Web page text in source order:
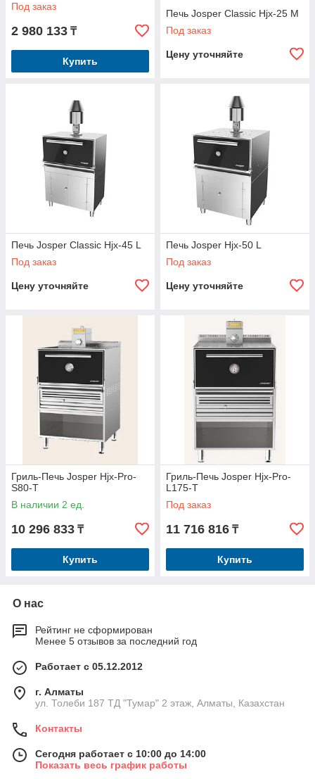
Под заказ
2 980 133 ₸
Купить
Печь Josper Classic Hjx-25 M
Под заказ
Цену уточняйте
Печь Josper Classic Hjx-45 L
Под заказ
Цену уточняйте
Печь Josper Hjx-50 L
Под заказ
Цену уточняйте
Гриль-Печь Josper Hjx-Pro-
S80-T
В наличии 2 ед.
10 296 833 ₸
Купить
Гриль-Печь Josper Hjx-Pro-
L175-T
Под заказ
11 716 816 ₸
Купить
О нас
Рейтинг не сформирован
Менее 5 отзывов за последний год
Работает с 05.12.2012
г. Алматы
ул. Толеби 187 ТД "Тумар" 2 этаж, Алматы, Казахстан
Контакты
Сегодня работает с 10:00 до 14:00
Показать весь график работы